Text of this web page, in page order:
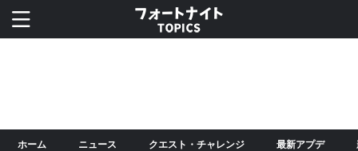
ホーム ニュース クエスト・チャレンジ 最新アプデ